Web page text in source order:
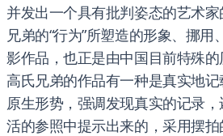
并发出一个具有批判姿态的艺术
兄弟的“行为”所塑造的形象、挪
影作品，也正是由中国目前特殊的
高氏兄弟的作品有一种是真实地
原生形势，强调发现真实的记录
活的参照中提示出来的，采用摆